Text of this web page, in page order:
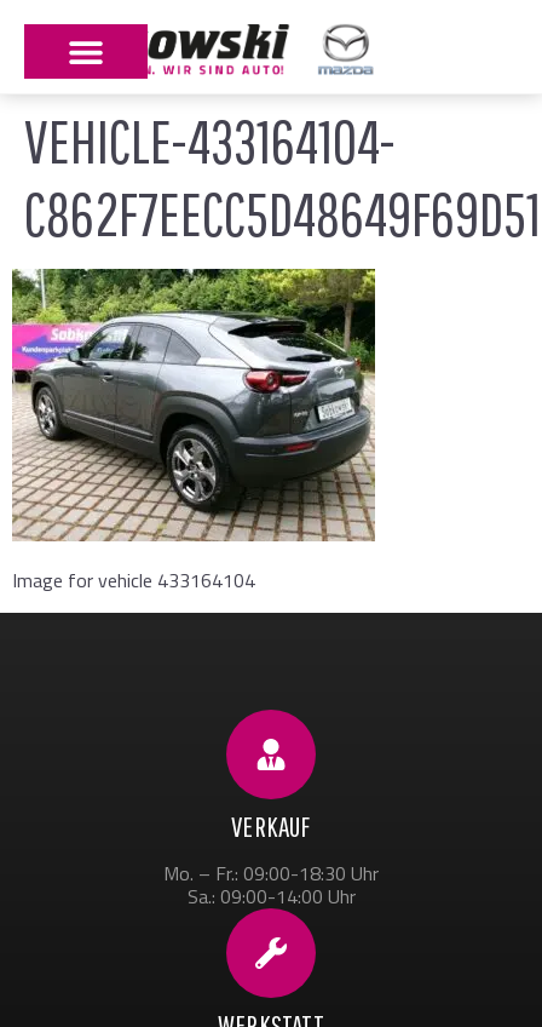
VEHICLE-433164104-
Image for vehicle 433164104
VERKAUF
Mo. – Fr.: 09:00-18:30 Uhr
Sa.: 09:00-14:00 Uhr